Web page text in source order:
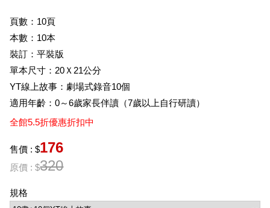
頁數：10頁
本數：10本
裝訂：平裝版
單本尺寸：20Ｘ21公分
YT線上故事： 劇場式錄音10個
適用年齡：0～6歲家長伴讀（7歲以上自行研讀）
全館5.5折優惠折扣中
售價 : $176
原價 : $320
規格